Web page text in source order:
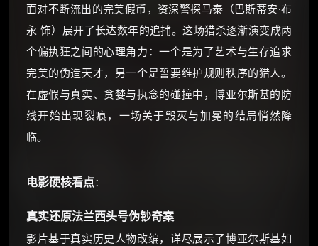
面对不断流出的完美假币，资深警探马泰（巴斯蒂安·布
永 饰）展开了长达数年的追捕。这场猎杀逐渐演变成两
个偏执狂之间的心理角力：一个是为了艺术与生存追求
完美的伪造天才，另一个是誓要维护规则秩序的猎人。
在虚假与真实、贪婪与执念的碰撞中，博亚尔斯基的防
线开始出现裂痕，一场关于毁灭与加冕的结局悄然降
临。
电影硬核看点：
真实还原法兰西头号伪钞奇案
影片基于真实历史人物改编，详尽展示了博亚尔斯基如